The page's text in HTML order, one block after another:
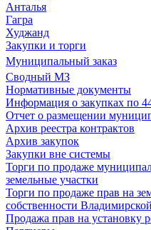
Анталья
Гагра
Худжанд
Закупки и торги
Муниципальный заказ
Сводный МЗ
Нормативные документы
Информация о закупках по
Отчет о размещении
Архив реестра контрактов
Архив закупок
Закупки вне системы
Торги по продаже
земельные участки
Торги по продаже прав на
собственности
Продажа прав на установку